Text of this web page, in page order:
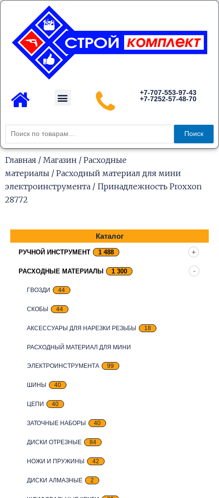
Перейти
содержимому
Menu
+7-707-553-97-43
+7-7252-57-48-70
Искать:
Поиск
Главная / Магазин / Расходные
материалы / Расходный материал для мини
электроинструмента / Принадлежность Proxxon
28772
Каталог
РУЧНОЙ ИНСТРУМЕНТ 1 488
РАСХОДНЫЕ МАТЕРИАЛЫ 1 300
ГВОЗДИ 44
СКОБЫ 44
АКСЕССУАРЫ ДЛЯ НАРЕЗКИ РЕЗЬБЫ 18
РАСХОДНЫЙ МАТЕРИАЛ ДЛЯ МИНИ
ЭЛЕКТРОИНСТРУМЕНТА 99
ШИНЫ 40
ЦЕПИ 40
ЗАТОЧНЫЕ НАБОРЫ 40
ДИСКИ ОТРЕЗНЫЕ 84
НОЖИ И ПРУЖИНЫ 42
ДИСКИ АЛМАЗНЫЕ 2